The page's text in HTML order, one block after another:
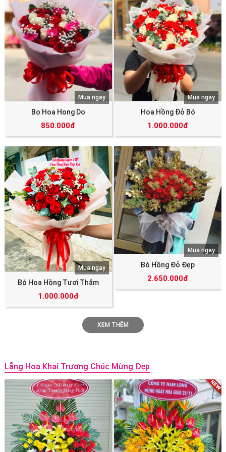
Bo Hoa Hong Do
850.000đ
Mua ngay
Hoa Hồng Đỏ Bó
1.000.000đ
Mua ngay
Bó Hoa Hồng Tươi Thắm
1.000.000đ
Mua ngay Bó Hồng Đỏ Đẹp
2.650.000đ
Mua ngay
XEM THÊM
Lẵng Hoa Khai Trương Chúc Mừng Đẹp